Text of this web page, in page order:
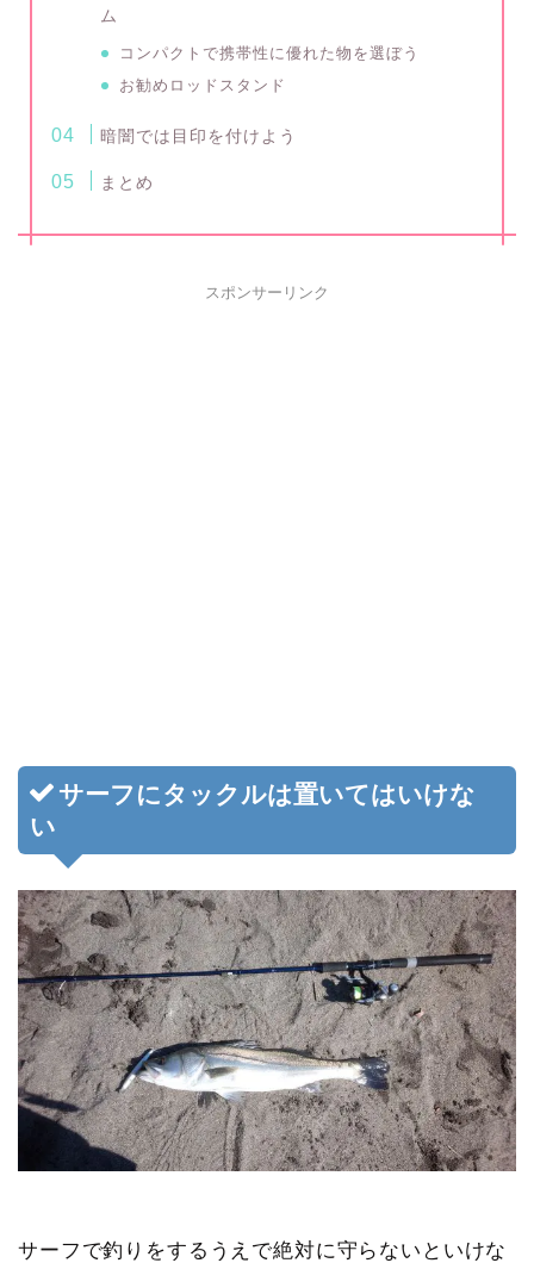
ム
コンパクトで携帯性に優れた物を選ぼう
お勧めロッドスタンド
暗闇では目印を付けよう
まとめ
スポンサーリンク
サーフにタックルは置いてはいけな
い
サーフで釣りをするうえで絶対に守らないといけな